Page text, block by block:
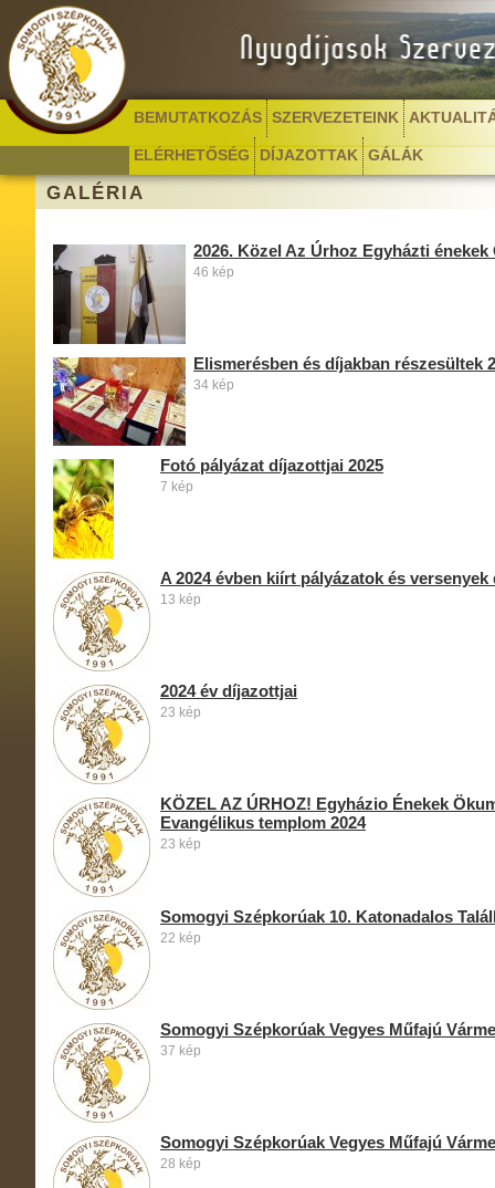
BEMUTATKOZÁS SZERVEZETEINK
ELÉRHETŐSÉG DÍJAZOTTAK GÁLÁK
GALÉRIA
2026. Közel Az Úrhoz Egyházti
46 kép
Elismerésben és díjakban részesültek
34 kép
Fotó pályázat díjazottjai 2025
7 kép
A 2024 évben kiírt pályázatok és versenyek
13 kép
2024 év díjazottjai
23 kép
KÖZEL AZ ÚRHOZ! Egyházio Énekek
Evangélikus templom 2024
23 kép
Somogyi Szépkorúak 10. Katonadalos
22 kép
Somogyi Szépkorúak Vegyes Műfajú
37 kép
Somogyi Szépkorúak Vegyes Műfajú
28 kép